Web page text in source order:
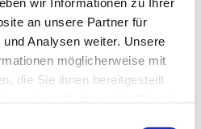
an unsere Partner für
Analysen weiter. Unsere
möglicherweise mit
die Sie ihnen bereitgestellt
Sie auch